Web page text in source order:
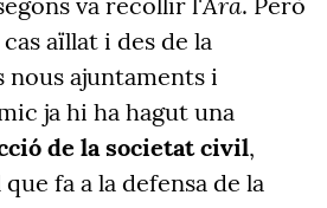
aïllat i des de la
ajuntaments i
ja hi ha hagut una
de la societat civil,
fa a la defensa de la